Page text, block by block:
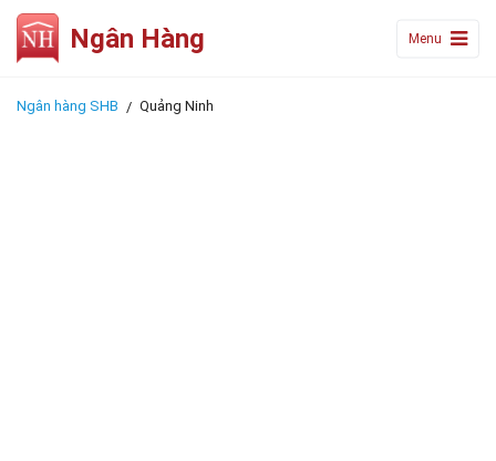
Ngân Hàng Menu
Ngân hàng SHB Quảng Ninh